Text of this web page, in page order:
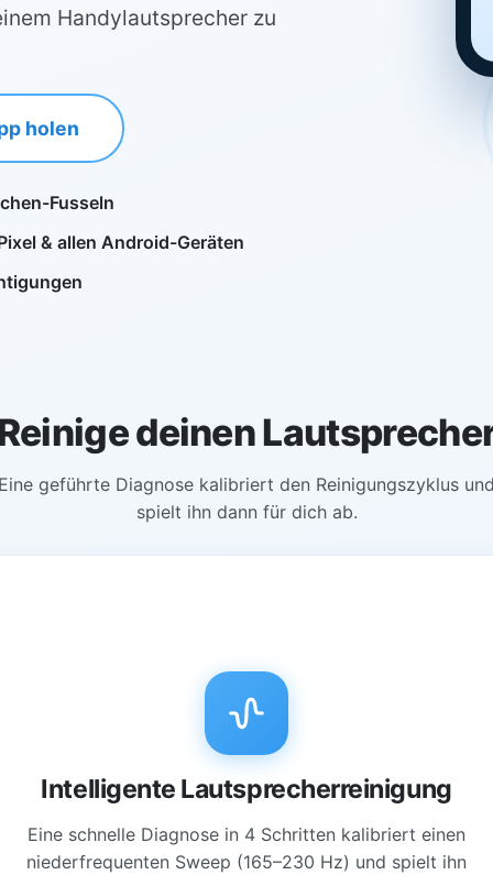
Handylautsprecher zu
holen
Fusseln
& allen Android-Geräten
deinen
geführte Diagnose kalibriert den Reinigungszyklus
spielt ihn dann für dich ab.
Intelligente Lautsprecherreinigung
Eine schnelle Diagnose in 4 Schritten kalibriert einen
niederfrequenten Sweep (165–230 Hz) und spielt ihn